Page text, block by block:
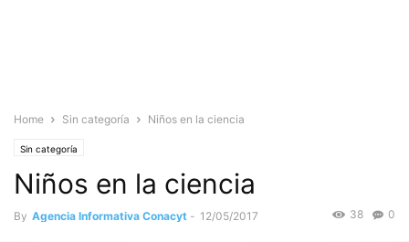
Home Sin categoría Niños en la ciencia
Sin categoría
Niños en la ciencia
By Agencia Informativa Conacyt - 12/05/2017 0
38